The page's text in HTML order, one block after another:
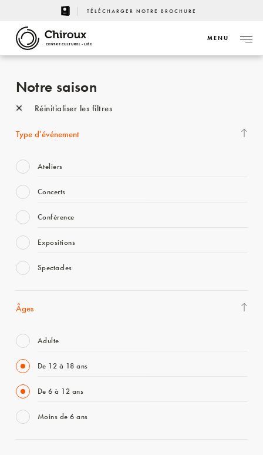
TÉLÉCHARGER NOTRE BROCHURE
CENTRE CULTUREL - LIÈGE
MENU
Notre saison
Réinitialiser les filtres
Type d’événement
Ateliers
Concerts
Conférence
Expositions
Spectacles
Âges
Adulte
De 12 à 18 ans
De 6 à 12 ans
Moins de 6 ans